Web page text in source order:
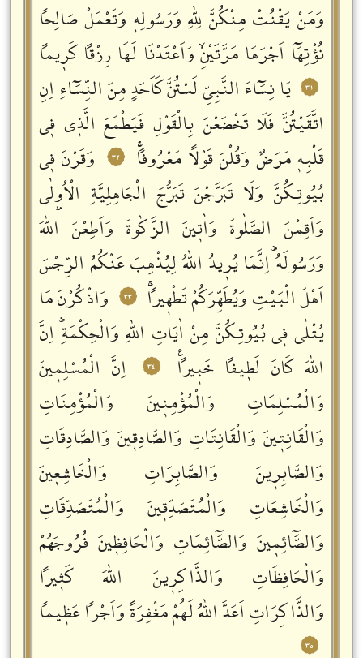
وَمَنْ يَقْنُتْ مِنْكُنَّ لِلّٰهِ وَرَسُولِهٖ وَتَعْمَلْ صَالِحاً
نُؤْتِهَٓا اَجْرَهَا مَرَّتَيْنِۙ وَاَعْتَدْنَا لَهَا رِزْقاً كَرٖيماً
٣١
يَا نِسَٓاءَ النَّبِيِّ لَسْتُنَّ كَاَحَدٍ مِنَ النِّسَٓاءِ اِنِ
اتَّقَيْتُنَّ فَلَا تَخْضَعْنَ بِالْقَوْلِ فَيَطْمَعَ الَّذٖي فٖي
قَلْبِهٖ مَرَضٌ وَقُلْنَ قَوْلاً مَعْرُوفاًۚ
٣٢
وَقَرْنَ فٖي
بُيُوتِكُنَّ وَلَا تَبَرَّجْنَ تَبَرُّجَ الْجَاهِلِيَّةِ الْاُو۫لٰى
وَاَقِمْنَ الصَّلٰوةَ وَاٰتٖينَ الزَّكٰوةَ وَاَطِعْنَ اللّٰهَ
وَرَسُولَهُؕ اِنَّمَا يُرٖيدُ اللّٰهُ لِيُذْهِبَ عَنْكُمُ الرِّجْسَ
اَهْلَ الْبَيْتِ وَيُطَهِّرَكُمْ تَطْهٖيراًۚ
٣٣
وَاذْكُرْنَ مَا
يُتْلٰى فٖي بُيُوتِكُنَّ مِنْ اٰيَاتِ اللّٰهِ وَالْحِكْمَةِؕ اِنَّ
اللّٰهَ كَانَ لَطٖيفاً خَبٖيراًࣖ
٣٤
اِنَّ الْمُسْلِمٖينَ
وَالْمُسْلِمَاتِ وَالْمُؤْمِنٖينَ وَالْمُؤْمِنَاتِ
وَالْقَانِتٖينَ وَالْقَانِتَاتِ وَالصَّادِقٖينَ وَالصَّادِقَاتِ
وَالصَّابِرٖينَ وَالصَّابِرَاتِ وَالْخَاشِعٖينَ
وَالْخَاشِعَاتِ وَالْمُتَصَدِّقٖينَ وَالْمُتَصَدِّقَاتِ
وَالصَّٓائِمٖينَ وَالصَّٓائِمَاتِ وَالْحَافِظٖينَ فُرُوجَهُمْ
وَالْحَافِظَاتِ وَالذَّاكِرٖينَ اللّٰهَ كَثٖيراً
وَالذَّاكِرَاتِ اَعَدَّ اللّٰهُ لَهُمْ مَغْفِرَةً وَاَجْراً عَظٖيماً
٣٥